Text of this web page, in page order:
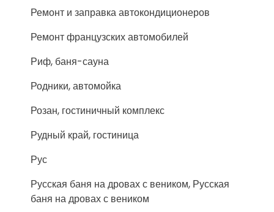
Ремонт и заправка автокондиционеров
Ремонт французских автомобилей
Риф, баня-сауна
Родники, автомойка
Розан, гостиничный комплекс
Рудный край, гостиница
Рус
Русская баня на дровах с веником, Русская
баня на дровах с веником